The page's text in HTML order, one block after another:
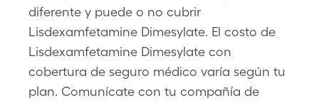
diferente y puede o no cubrir
Lisdexamfetamine Dimesylate. El costo de
Lisdexamfetamine Dimesylate con
cobertura de seguro médico varía según tu
plan. Comunícate con tu compañía de